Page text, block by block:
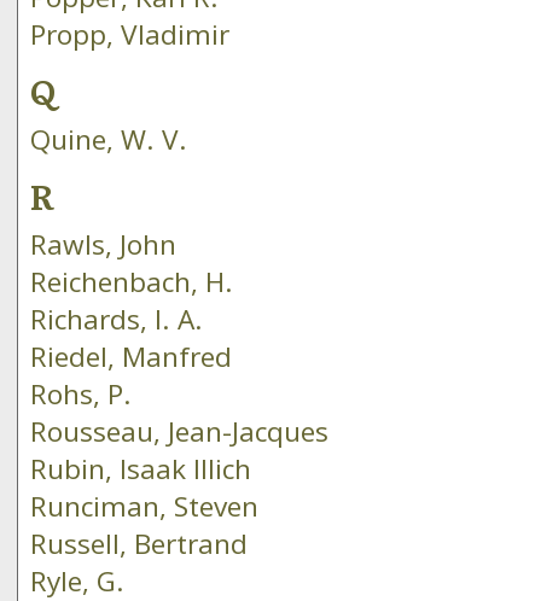
Propp, Vladimir
Q
Quine, W. V.
R
Rawls, John
Reichenbach, H.
Richards, I. A.
Riedel, Manfred
Rohs, P.
Rousseau, Jean-Jacques
Rubin, Isaak Illich
Runciman, Steven
Russell, Bertrand
Ryle, G.